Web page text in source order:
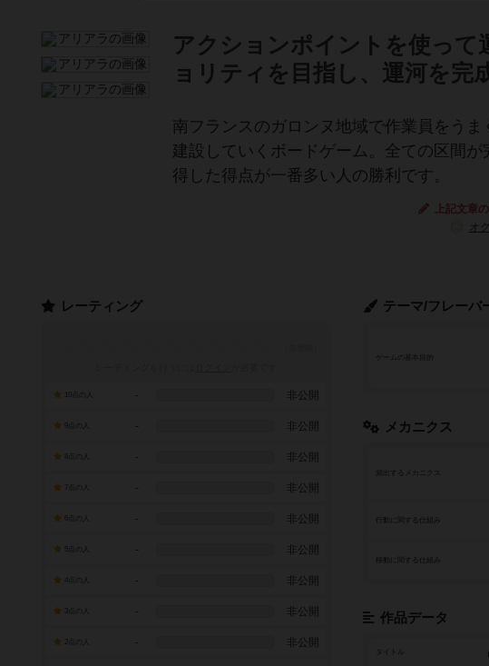
アクションポイントを使って
ョリティを目指し、運河を完
南フランスのガロンヌ地域で作業員をう
建設していくボードゲーム。全ての区間
得した得点が一番多い人の勝利です。
上記文章
オ
テーマ/フレーバ
ゲームの基本目的
メカニクス
頻出するメカニクス
行動に関する仕組み
移動に関する仕組み
作品データ
タイトル
レーティング
- 非公開
- 非公開
- 非公開
7点の人 - 非公開
- 非公開
- 非公開
- 非公開
- 非公開
- 非公開